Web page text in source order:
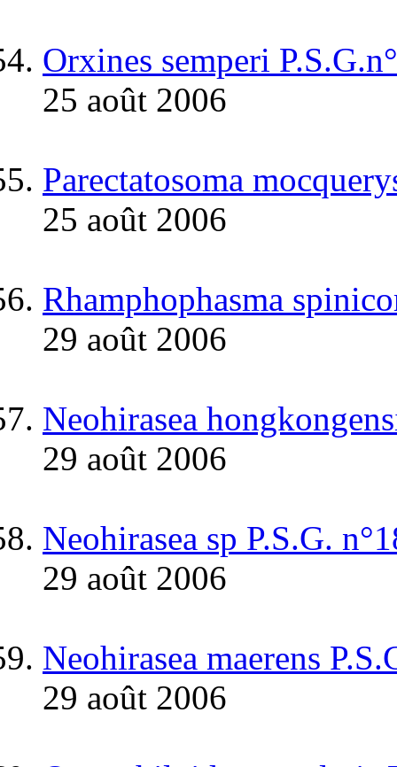
Orxines semperi
25 août 2006
Parectatosoma
25 août 2006
Rhamphophasma
29 août 2006
Neohirasea
29 août 2006
Neohirasea sp P.S.G.
29 août 2006
Neohirasea maerens
29 août 2006